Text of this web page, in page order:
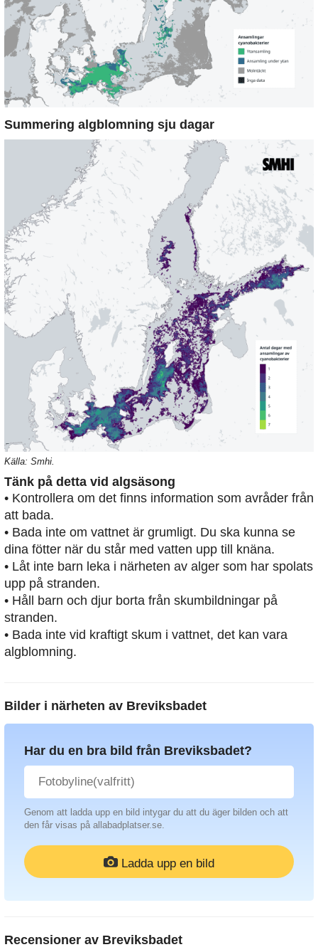
Summering algblomning sju dagar
Källa: Smhi.
Tänk på detta vid algsäsong
• Kontrollera om det finns information som avråder från
att bada.
• Bada inte om vattnet är grumligt. Du ska kunna se
dina fötter när du står med vatten upp till knäna.
• Låt inte barn leka i närheten av alger som har spolats
upp på stranden.
• Håll barn och djur borta från skumbildningar på
stranden.
• Bada inte vid kraftigt skum i vattnet, det kan vara
algblomning.
Bilder i närheten av Breviksbadet
Har du en bra bild från Breviksbadet?
Genom att ladda upp en bild intygar du att du äger bilden och att
den får visas på allabadplatser.se.
Ladda upp en bild
Recensioner av Breviksbadet